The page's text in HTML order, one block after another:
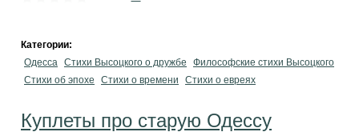
Категории:
Одесса Стихи Высоцкого о дружбе
Философские стихи Высоцкого
Стихи об эпохе
Стихи о времени Стихи о евреях
Куплеты про старую Одессу